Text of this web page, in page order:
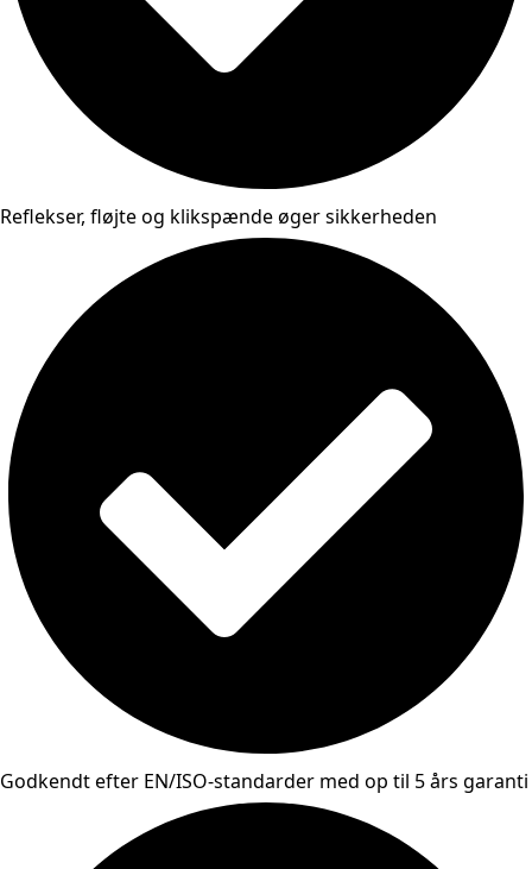
Reflekser, fløjte og klikspænde øger sikkerheden
Godkendt efter EN/ISO-standarder med op til 5 års garanti